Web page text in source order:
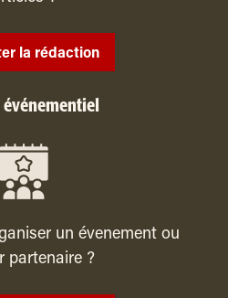
la rédaction
un évenement ou
partenaire ?